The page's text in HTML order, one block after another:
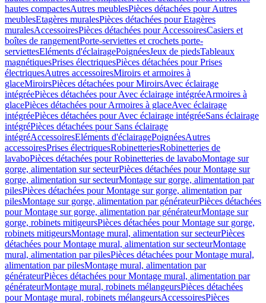
hautes compactesAutres meublesPièces détachées pour Autres
meublesEtagères muralesPièces détachées pour Etagères
muralesAccessoiresPièces détachées pour AccessoiresCasiers et
boîtes de rangementPorte-serviettes et crochets porte-
serviettesEléments d'éclairagePoignéesJeux de piedsTableaux
magnétiquesPrises électriquesPièces détachées pour Prises
électriquesAutres accessoiresMiroirs et armoires à
glaceMiroirsPièces détachées pour MiroirsAvec éclairage
intégréePièces détachées pour Avec éclairage intégréeArmoires à
glacePièces détachées pour Armoires à glaceAvec éclairage
intégréePièces détachées pour Avec éclairage intégréeSans éclairage
intégréPièces détachées pour Sans éclairage
intégréAccessoiresEléments d'éclairagePoignéesAutres
accessoiresPrises électriquesRobinetteriesRobinetteries de
lavaboPièces détachées pour Robinetteries de lavaboMontage sur
gorge, alimentation sur secteurPièces détachées pour Montage sur
gorge, alimentation sur secteurMontage sur gorge, alimentation par
pilesPièces détachées pour Montage sur gorge, alimentation par
pilesMontage sur gorge, alimentation par générateurPièces détachées
pour Montage sur gorge, alimentation par générateurMontage sur
gorge, robinets mitigeursPièces détachées pour Montage sur gorge,
robinets mitigeursMontage mural, alimentation sur secteurPièces
détachées pour Montage mural, alimentation sur secteurMontage
mural, alimentation par pilesPièces détachées pour Montage mural,
alimentation par pilesMontage mural, alimentation par
générateurPièces détachées pour Montage mural, alimentation par
générateurMontage mural, robinets mélangeursPièces détachées
pour Montage mural, robinets mélangeursAccessoiresPièces